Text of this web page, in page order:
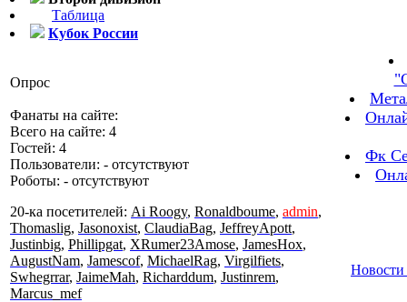
Таблица
Кубок России
Опрос
Фанаты на сайте:
Всего на сайте: 4
Гостей: 4
Пользователи: - отсутствуют
Роботы: - отсутствуют
20-ка посетителей: Ai Roogy, Ronaldboume, admin,
Thomaslig, Jasonoxist, ClaudiaBag, JeffreyApott,
Justinbig, Phillipgat, XRumer23Amose, JamesHox,
AugustNam, Jamescof, MichaelRag, Virgilfiets,
Swhegrrar, JaimeMah, Richarddum, Justinrem,
Marcus_mef
Фк
Новости